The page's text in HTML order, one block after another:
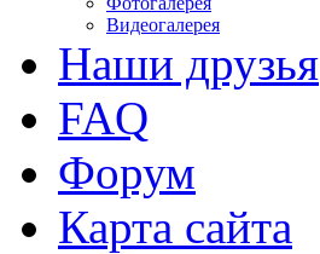
Видеогалерея
Наши друзья
FAQ
Форум
Карта сайта